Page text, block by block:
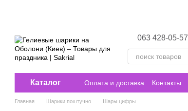
063 428-05-57
Каталог Оплата и доставка Контакты
Главная Шарики поштучно Шары цифры